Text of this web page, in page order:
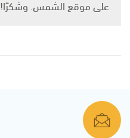
على موقع الشمس. وشكرًا!